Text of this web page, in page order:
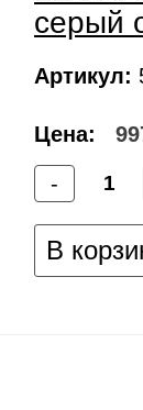
серый
Артикул:
Цена:
-
В